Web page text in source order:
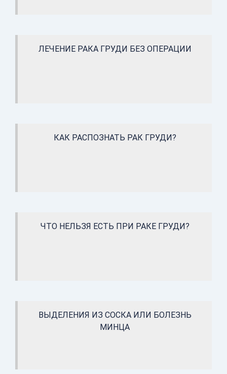
ЛЕЧЕНИЕ РАКА ГРУДИ БЕЗ ОПЕРАЦИИ
КАК РАСПОЗНАТЬ РАК ГРУДИ?
ЧТО НЕЛЬЗЯ ЕСТЬ ПРИ РАКЕ ГРУДИ?
ВЫДЕЛЕНИЯ ИЗ СОСКА ИЛИ БОЛЕЗНЬ
МИНЦА